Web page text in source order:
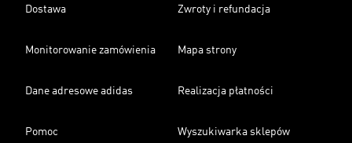
Dostawa Zwroty i refundacja
Monitorowanie zamówienia Mapa strony
Dane adresowe adidas Realizacja płatności
Pomoc Wyszukiwarka sklepów